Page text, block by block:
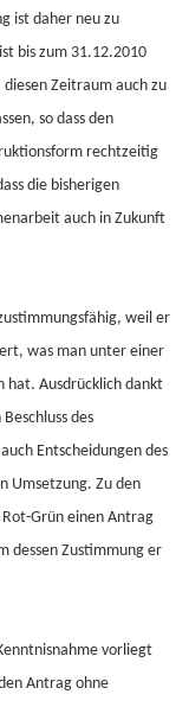
ist daher neu zu
bis zum 31.12.2010
Zeitraum auch zu
so dass den
rechtzeitig
die bisherigen
auch in Zukunft
weil er
was man unter einer
hat. Ausdrücklich dankt
des
Entscheidungen des
Umsetzung. Zu den
Grün einen Antrag
dessen Zustimmung er
vorliegt
Antrag ohne